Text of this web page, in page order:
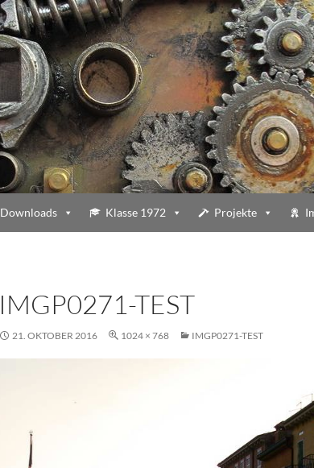
Downloads Klasse 1972 Projekte
IMGP0271-TEST
21. OKTOBER 2016 1024 × 768 IMGP0271-TEST